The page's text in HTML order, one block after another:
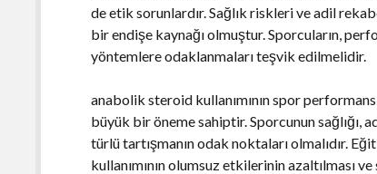
de etik sorunlardır. Sağlık riskleri ve adil
bir endişe kaynağı olmuştur. Sporcuların,
yöntemlere odaklanmaları teşvik edilmelidir.
anabolik steroid kullanımının spor
büyük bir öneme sahiptir. Sporcunun sağlığı,
türlü tartışmanın odak noktaları olmalıdır.
kullanımının olumsuz etkilerinin azaltılması